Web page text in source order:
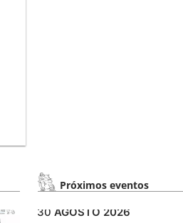
Próximos eventos​
30 AGOSTO 2026